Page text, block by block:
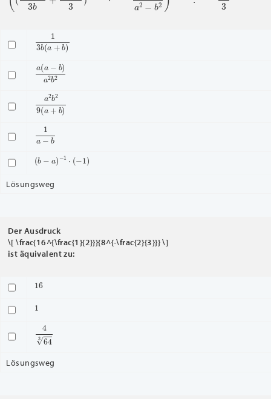
(a
a(a−b )a2
b29
−
(b − 1⋅ −1
Lösungsweg
Der Ausdruck
\[ \frac{16^{\frac{1}{2}}}{8^{-\frac{2}{3}}} \]
ist äquivalent zu:
16
1
64
Lösungsweg